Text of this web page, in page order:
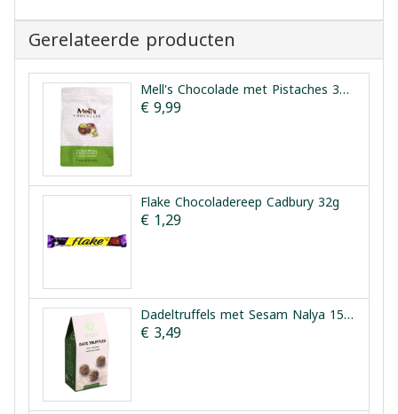
Gerelateerde producten
Mell's Chocolade met Pistaches 300g
€ 9,99
Flake Chocoladereep Cadbury 32g
€ 1,29
Dadeltruffels met Sesam Nalya 150g
€ 3,49